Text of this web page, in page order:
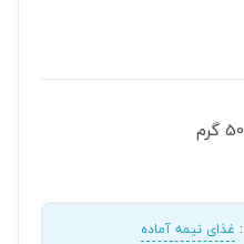
: غذای نیمه آماده